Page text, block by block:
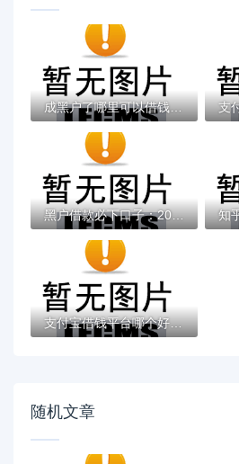
成黑户了哪里可以借钱急用啊，2025五大专属...
黑户借款必下口子：2025推荐5个通过率100%的...
支付宝借钱平台哪个好？实测推荐这3个靠谱低...
随机文章